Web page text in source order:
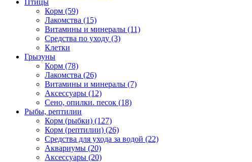
Птицы
Корм (59)
Лакомства (15)
Витамины и минералы (11)
Средства по уходу (3)
Клетки
Грызуны
Корм (78)
Лакомства (26)
Витамины и минералы (7)
Аксессуары (12)
Сено, опилки. песок (18)
Рыбы, рептилии
Корм (рыбки) (127)
Корм (рептилии) (26)
Средства для ухода за водой (22)
Аквариумы (20)
Аксессуары (20)